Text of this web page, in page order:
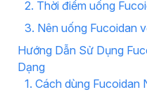
2. Thời điểm uống
3. Nên uống Fucoidan
Hướng Dẫn Sử Dụng
Dạng
1. Cách dùng Fucoidan